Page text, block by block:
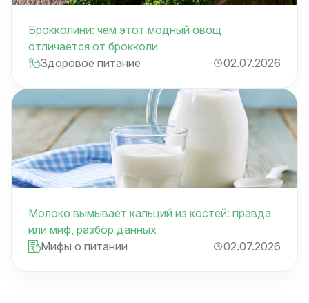
Брокколини: чем этот модный овощ
отличается от брокколи
Здоровое питание
02.07.2026
Молоко вымывает кальций из костей: правда
или миф, разбор данных
Мифы о питании
02.07.2026